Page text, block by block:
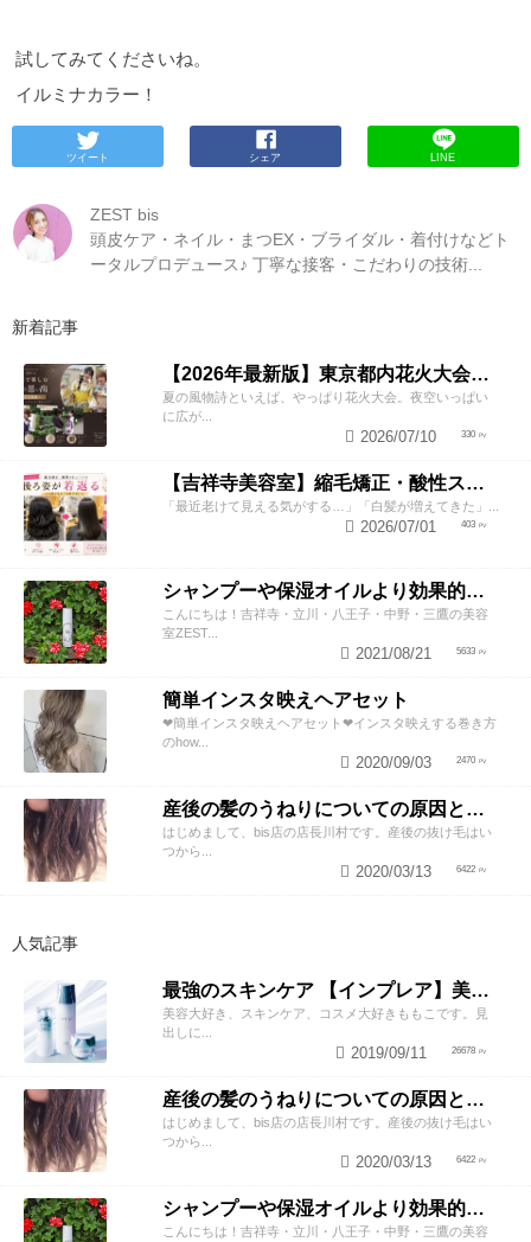
試してみてくださいね。
イルミナカラー！
ツイート シェア LINE
ZEST bis
頭皮ケア・ネイル・まつEX・ブライダル・着付けなどト
ータルプロデュース♪ 丁寧な接客・こだわりの技術...
新着記事
【2026年最新版】東京都内花火大会まとめ｜浴衣着付け・ヘアセットならZESTへ
夏の風物詩といえば、やっぱり花火大会。夜空いっぱい
に広が...
330
2026/07/10
【吉祥寺美容室】縮毛矯正・酸性ストレートで若返り！後ろ姿が変わると見た目年齢も変わる？
「最近老けて見える気がする…」「白髪が増えてきた」...
403
2026/07/01
シャンプーや保湿オイルより効果的！？美容師が教える頭皮の臭い＆乾燥ケアとは
こんにちは！吉祥寺・立川・八王子・中野・三鷹の美容
室ZEST...
5633
2021/08/21
簡単インスタ映えヘアセット
❤︎簡単インスタ映えヘアセット❤︎インスタ映えする巻き方
のhow...
2470
2020/09/03
産後の髪のうねりについての原因と対策！
はじめまして、bis店の店長川村です。産後の抜け毛はい
つから...
6422
2020/03/13
人気記事
最強のスキンケア 【インプレア】美容師がオススメする、神ポイント5つ公開！
美容大好き、スキンケア、コスメ大好きももこです。見
出しに...
26678
2019/09/11
産後の髪のうねりについての原因と対策！
はじめまして、bis店の店長川村です。産後の抜け毛はい
つから...
6422
2020/03/13
シャンプーや保湿オイルより効果的！？美容師が教える頭皮の臭い＆乾燥ケアとは
こんにちは！吉祥寺・立川・八王子・中野・三鷹の美容